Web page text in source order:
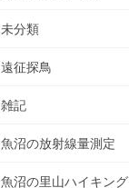
未分類
遠征探鳥
雑記
魚沼の放射線量測定
魚沼の里山ハイキング